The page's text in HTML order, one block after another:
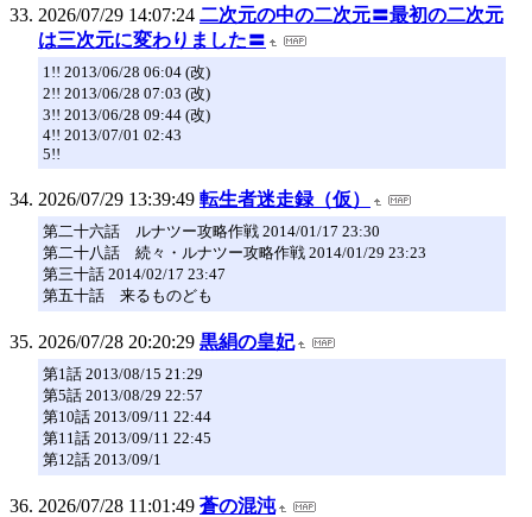
2026/07/29 14:07:24 二次元の中の二次元〓最初の二次元
は三次元に変わりました〓
1!! 2013/06/28 06:04 (改)
2!! 2013/06/28 07:03 (改)
3!! 2013/06/28 09:44 (改)
4!! 2013/07/01 02:43
5!!
2026/07/29 13:39:49 転生者迷走録（仮）
第二十六話 ルナツー攻略作戦 2014/01/17 23:30
第二十八話 続々・ルナツー攻略作戦 2014/01/29 23:23
第三十話 2014/02/17 23:47
第五十話 来るものども
2026/07/28 20:20:29 黒絹の皇妃
第1話 2013/08/15 21:29
第5話 2013/08/29 22:57
第10話 2013/09/11 22:44
第11話 2013/09/11 22:45
第12話 2013/09/1
2026/07/28 11:01:49 蒼の混沌